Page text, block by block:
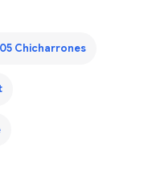
Chicharrones